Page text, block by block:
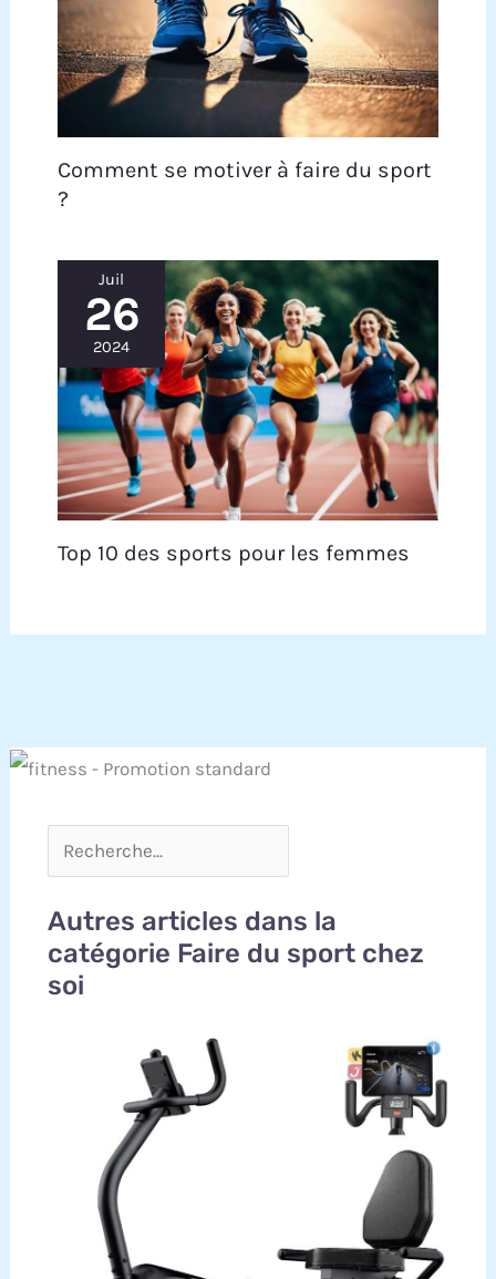
Comment se motiver à faire du sport
?
Juil
26
2024
Top 10 des sports pour les femmes
Autres articles dans la
catégorie Faire du sport chez
soi